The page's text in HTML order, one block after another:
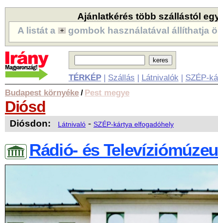
Ajánlatkérés több szállástól
A listát a
gombok használatával állíthatja
TÉRKÉP| Szállás | Látnivalók | SZÉP-
Budapest környéke / Pest megye
Diósd
Diósdon: Látnivaló - SZÉP-kártya elfogadóhely
Rádió- és